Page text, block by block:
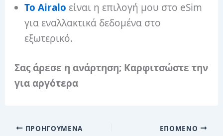
Το Airalo είναι η επιλογή μου στο eSim
για εναλλακτικά δεδομένα στο
εξωτερικό.
Σας άρεσε η ανάρτηση; Καρφιτσώστε την
για αργότερα
ΠΡΟΗΓΟΎΜΕΝΑ ΕΠΌΜΕΝΟ